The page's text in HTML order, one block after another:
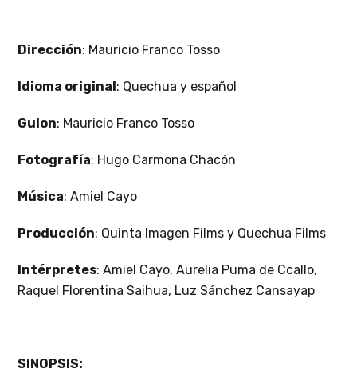
Dirección: Mauricio Franco Tosso
Idioma original : Quechua y español
Guion: Mauricio Franco Tosso
Fotografía: Hugo Carmona Chacón
Música: Amiel Cayo
Producción: Quinta Imagen Films y Quechua Films
Intérpretes: Amiel Cayo, Aurelia Puma de Ccallo,
Raquel Florentina Saihua, Luz Sánchez Cansayap
SINOPSIS: